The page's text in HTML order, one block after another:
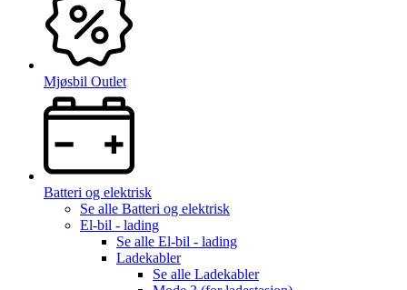
Mjøsbil Outlet
Batteri og elektrisk
Se alle Batteri og elektrisk
El-bil - lading
Se alle El-bil - lading
Ladekabler
Se alle Ladekabler